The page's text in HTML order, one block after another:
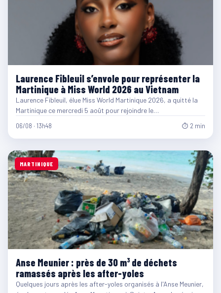
Laurence Fibleuil s’envole pour représenter la
Martinique à Miss World 2026 au Vietnam
Laurence Fibleuil, élue Miss World Martinique 2026, a quitté la
Martinique ce mercredi 5 août pour rejoindre le…
06/08 · 13h48 ⏱ 2 min
MARTINIQUE
Anse Meunier : près de 30 m³ de déchets
ramassés après les after-yoles
Quelques jours après les after-yoles organisés à l'Anse Meunier,